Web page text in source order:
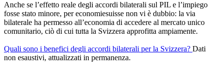
Anche se l’effetto reale degli accordi bilaterali sul PIL e l’impiego
fosse stato minore, per economiesuisse non vi è dubbio: la via
bilaterale ha permesso all’economia di accedere al mercato unico
comunitario, ciò di cui tutta la Svizzera approfitta ampiamente.
Quali sono i benefici degli accordi bilaterali per la Svizzera? Dati
non esaustivi, attualizzati in permanenza.